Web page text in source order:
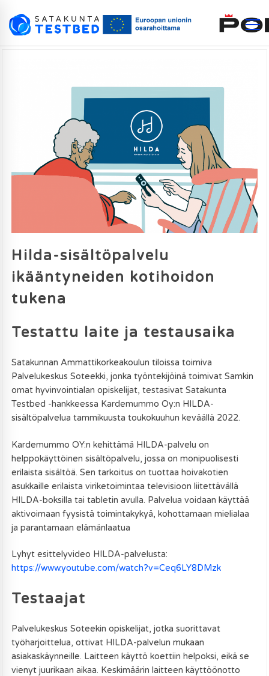
Hilda-sisältöpalvelu
ikääntyneiden kotihoidon
tukena
Testattu laite ja testausaika
Satakunnan Ammattikorkeakoulun tiloissa toimiva
Palvelukeskus Soteekki, jonka työntekijöinä toimivat Samkin
omat hyvinvointialan opiskelijat, testasivat Satakunta
Testbed -hankkeessa Kardemummo Oy:n HILDA-
sisältöpalvelua tammikuusta toukokuuhun keväällä 2022.
Kardemummo OY:n kehittämä HILDA-palvelu on
helppokäyttöinen sisältöpalvelu, jossa on monipuolisesti
erilaista sisältöä. Sen tarkoitus on tuottaa hoivakotien
asukkaille erilaista viriketoimintaa televisioon liitettävällä
HILDA-boksilla tai tabletin avulla. Palvelua voidaan käyttää
aktivoimaan fyysistä toimintakykyä, kohottamaan mielialaa
ja parantamaan elämänlaatua
Lyhyt esittelyvideo HILDA-palvelusta:
https://www.youtube.com/watch?v=Ceq6LY8DMzk
Testaajat
Palvelukeskus Soteekin opiskelijat, jotka suorittavat
työharjoittelua, ottivat HILDA-palvelun mukaan
asiakaskäynneille. Laitteen käyttö koettiin helpoksi, eikä se
vienyt juurikaan aikaa. Keskimäärin laitteen käyttöönotto